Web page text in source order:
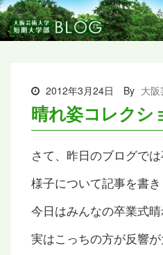
2012年3月24日 By 大
晴れ姿コレクシ
さて、昨日のブログで
様子について記事を書き
今日はみんなの卒業式
実はこっちの方が反響が